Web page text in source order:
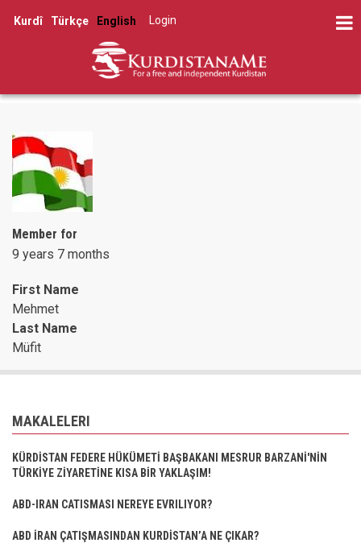
Kurdî Türkçe English
account
menu
Log in
Member for
9 years 7 months
First Name
Mehmet
Last Name
Müfit
MAKALELERI
KÜRDİSTAN FEDERE HÜKÜMETİ BAŞBAKANI MESRUR BARZANİ'NİN
TÜRKİYE ZİYARETİNE KISA BİR YAKLAŞIM!
ABD-IRAN CATISMASI NEREYE EVRILIYOR?
ABD İRAN ÇATIŞMASINDAN KURDİSTAN’A NE ÇIKAR?